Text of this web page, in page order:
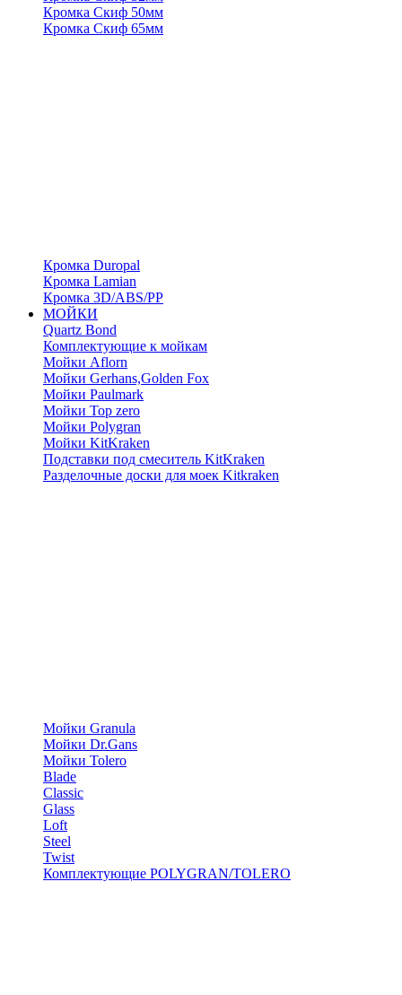
Кромка Скиф 50мм
Кромка Скиф 65мм
Кромка Duropal
Кромка Lamian
Кромка 3D/ABS/PP
МОЙКИ
Quartz Bond
Комплектующие к мойкам
Мойки Aflorn
Мойки Gerhans,Golden Fox
Мойки Paulmark
Мойки Top zero
Мойки Polygran
Мойки KitKraken
Подставки под смеситель KitKraken
Разделочные доски для моек Kitkraken
Мойки Granula
Мойки Dr.Gans
Мойки Tolero
Blade
Classic
Glass
Loft
Steel
Twist
Комплектующие POLYGRAN/TOLERO